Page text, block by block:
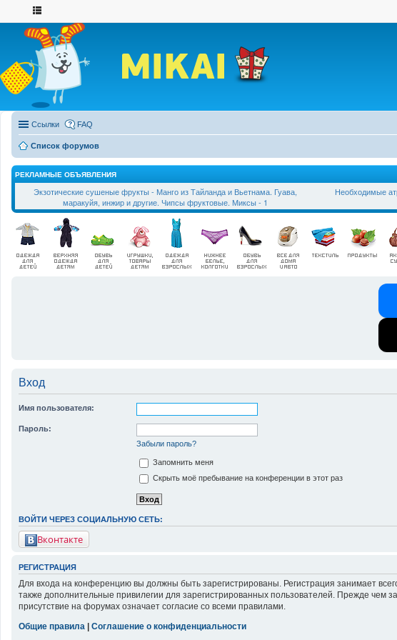
Ссылки FAQ
Список форумов
РЕКЛАМНЫЕ ОБЪЯВЛЕНИЯ
Экзотические сушеные фрукты - Манго из Тайланда и Вьетнама. Гуава,
маракуйя, инжир и другие. Чипсы фруктовые. Миксы - 1
Необходимые
Вход
Имя пользователя:
Пароль:
Забыли пароль?
Запомнить меня
Скрыть моё пребывание на конференции в этот раз
ВОЙТИ ЧЕРЕЗ СОЦИАЛЬНУЮ СЕТЬ:
Вконтакте
РЕГИСТРАЦИЯ
Для входа на конференцию вы должны быть зарегистрированы. Регистрация занимает
также дополнительные привилегии для зарегистрированных пользователей. Прежде чем
присутствие на форумах означает согласие со всеми правилами.
Общие правила
Соглашение о конфиденциальности